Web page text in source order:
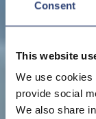
Consent
This website
We use cookies
provide social
We also share